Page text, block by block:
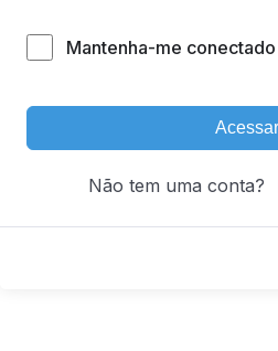
Mantenha-me conectado
Acessar
Não tem uma conta?